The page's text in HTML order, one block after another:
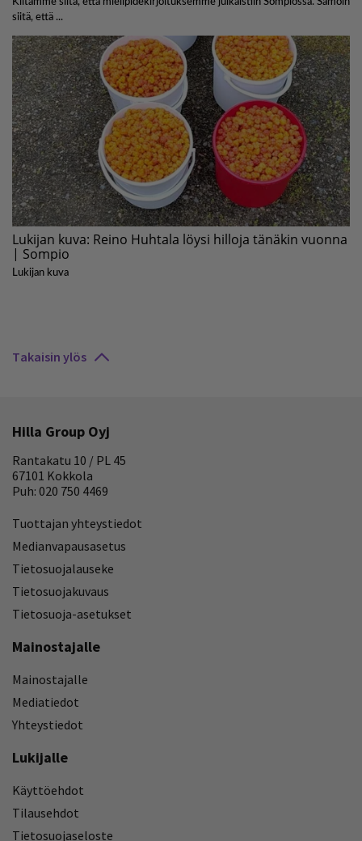
Takaisin ylös
Hilla Group Oyj
Rantakatu 10 / PL 45
67101 Kokkola
Puh: 020 750 4469
Tuottajan yhteystiedot
Medianvapausasetus
Tietosuojalauseke
Tietosuojakuvaus
Tietosuoja-asetukset
Mainostajalle
Mainostajalle
Mediatiedot
Yhteystiedot
Lukijalle
Käyttöehdot
Tilausehdot
Tietosuojaseloste